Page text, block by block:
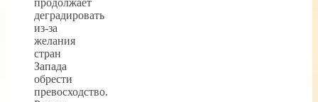
продолжает
деградировать
из-за
желания
стран
Запада
обрести
превосходство.